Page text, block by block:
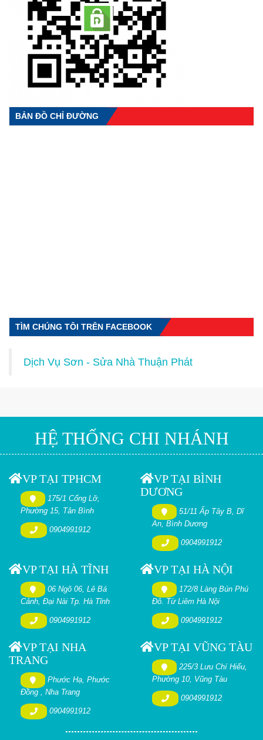
BẢN ĐỒ CHỈ ĐƯỜNG
TÌM CHÚNG TÔI TRÊN FACEBOOK
Dịch Vụ Sơn - Sửa Nhà Thuận Phát
HỆ THỐNG CHI NHÁNH
VP TẠI TPHCM
175/1 Cống Lỡ,
Phường 15, Tân Bình
0904991912
VP TẠI BÌNH
DƯƠNG
51/11 Ấp Tây B, Dĩ
An, Bình Dương
0904991912
VP TẠI HÀ TĨNH
06 Ngõ 06, Lê Bá
Cảnh, Đại Nài Tp. Hà Tĩnh
0904991912
VP TẠI HÀ NỘI
172/8 Làng Bún Phú
Đô. Từ Liêm Hà Nội
0904991912
VP TẠI NHA
TRANG
Phước Hạ, Phước
Đồng , Nha Trang
0904991912
VP TẠI VŨNG TÀU
225/3 Lưu Chí Hiếu,
Phường 10, Vũng Tàu
0904991912